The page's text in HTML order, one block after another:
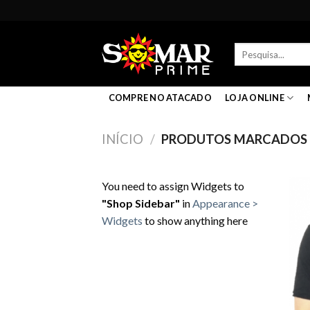
COMPRE NO ATACADO LOJA ONLINE
INÍCIO / PRODUTOS
You need to assign Widgets to
"Shop Sidebar" inAppearance >
Widgets to show anything here